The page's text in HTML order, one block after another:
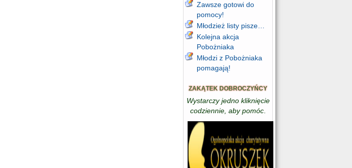
Zawsze gotowi do
pomocy!
Młodzież listy pisze…
Kolejna akcja
Pobożniaka
Młodzi z Pobożniaka
pomagają!
ZAKĄTEK DOBROCZYŃCY
Wystarczy jedno kliknięcie
codziennie, aby pomóc.